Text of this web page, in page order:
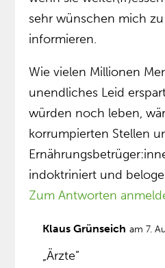
sehr wünschen mich
informieren.
Wie vielen Millionen
unendliches Leid
würden noch leben,
korrumpierten Stellen
indoktriniert und
Zum Antworten
Klaus Grünseich am 7.
„Ärzte”